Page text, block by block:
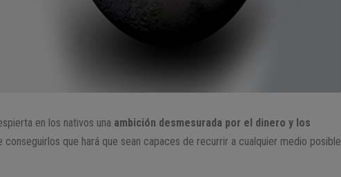
en los nativos una ambición desmesurada por el dinero y los
conseguirlos que hará que sean capaces de recurrir a cualquier medio posible